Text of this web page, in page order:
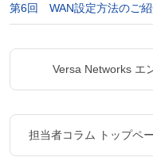
第6回 WAN設定方法のご
Versa Networks エ
担当者コラム トップペ